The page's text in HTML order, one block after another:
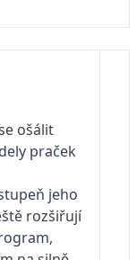
ošálit
praček
jeho
rozšiřují